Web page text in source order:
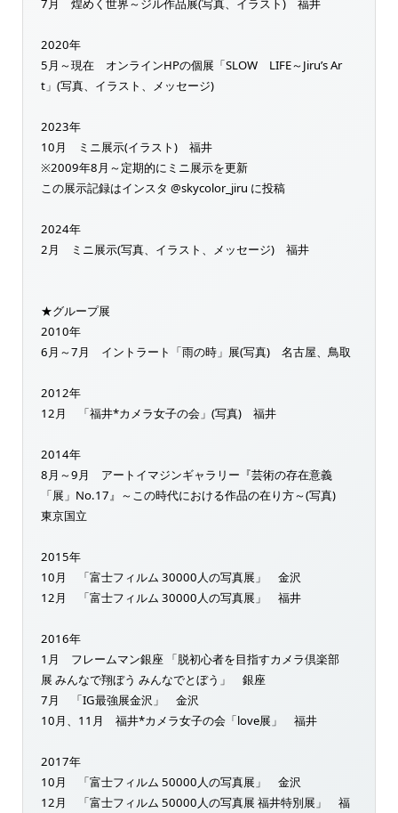
7月 煌めく世界～ジル作品展(写真、イラスト) 福井
2020年
5月～現在 オンラインHPの個展「SLOW LIFE～Jiru’s Ar
t」(写真、イラスト、メッセージ)
2023年
10月 ミニ展示(イラスト) 福井
※2009年8月～定期的にミニ展示を更新
この展示記録はインスタ @skycolor_jiru に投稿
2024年
2月 ミニ展示(写真、イラスト、メッセージ) 福井
★グループ展
2010年
6月～7月 イントラート「雨の時」展(写真) 名古屋、鳥取
2012年
12月 「福井*カメラ女子の会」(写真) 福井
2014年
8月～9月 アートイマジンギャラリー『芸術の存在意義
「展」No.17』～この時代における作品の在り方～(写真)
東京国立
2015年
10月 「富士フィルム 30000人の写真展」 金沢
12月 「富士フィルム 30000人の写真展」 福井
2016年
1月 フレームマン銀座 「脱初心者を目指すカメラ倶楽部
展 みんなで翔ぼう みんなでとぼう」 銀座
7月 「IG最強展金沢」 金沢
10月、11月 福井*カメラ女子の会「love展」 福井
2017年
10月 「富士フィルム 50000人の写真展」 金沢
12月 「富士フィルム 50000人の写真展 福井特別展」 福